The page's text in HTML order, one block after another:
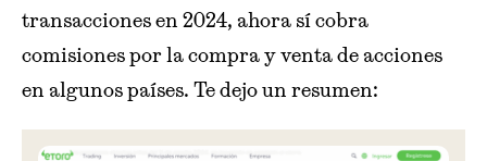
transacciones en 2024, ahora sí cobra
comisiones por la compra y venta de acciones
en algunos países. Te dejo un resumen: